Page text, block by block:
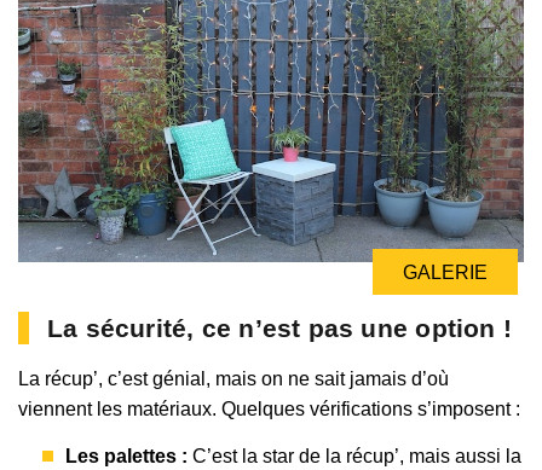
GALERIE
GALERIE
La sécurité, ce n’est pas une option !
La récup’, c’est génial, mais on ne sait jamais d’où
viennent les matériaux. Quelques vérifications s’imposent :
Les palettes : C’est la star de la récup’, mais aussi la